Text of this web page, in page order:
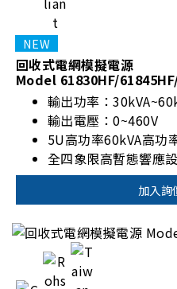
回收式電網模擬電源
Model 61830HF/
輸出功率：
輸出電壓：0~460V
5U高功率60kVA高功
全四象限高暫態響應
加入詢